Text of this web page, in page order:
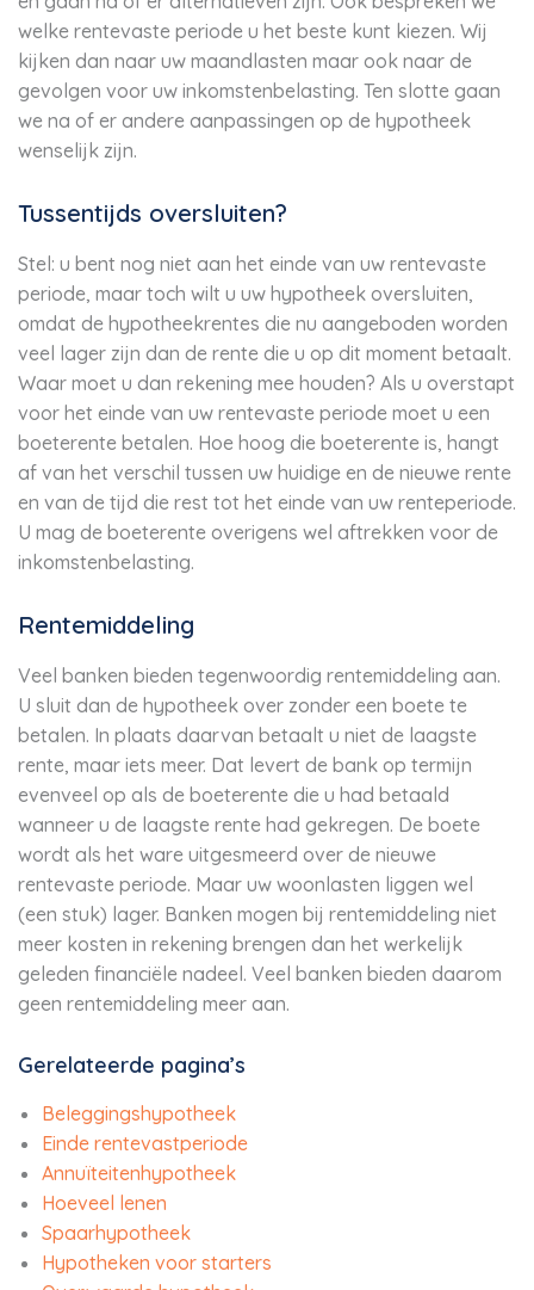
welke rentevaste periode u het beste kunt kiezen. Wij
kijken dan naar uw maandlasten maar ook naar de
gevolgen voor uw inkomstenbelasting. Ten slotte gaan
we na of er andere aanpassingen op de hypotheek
wenselijk zijn.
Tussentijds oversluiten?
Stel: u bent nog niet aan het einde van uw rentevaste
periode, maar toch wilt u uw hypotheek oversluiten,
omdat de hypotheekrentes die nu aangeboden worden
veel lager zijn dan de rente die u op dit moment betaalt.
Waar moet u dan rekening mee houden? Als u overstapt
voor het einde van uw rentevaste periode moet u een
boeterente betalen. Hoe hoog die boeterente is, hangt
af van het verschil tussen uw huidige en de nieuwe rente
en van de tijd die rest tot het einde van uw renteperiode.
U mag de boeterente overigens wel aftrekken voor de
inkomstenbelasting.
Rentemiddeling
Veel banken bieden tegenwoordig rentemiddeling aan.
U sluit dan de hypotheek over zonder een boete te
betalen. In plaats daarvan betaalt u niet de laagste
rente, maar iets meer. Dat levert de bank op termijn
evenveel op als de boeterente die u had betaald
wanneer u de laagste rente had gekregen. De boete
wordt als het ware uitgesmeerd over de nieuwe
rentevaste periode. Maar uw woonlasten liggen wel
(een stuk) lager. Banken mogen bij rentemiddeling niet
meer kosten in rekening brengen dan het werkelijk
geleden financiële nadeel. Veel banken bieden daarom
geen rentemiddeling meer aan.
Gerelateerde pagina’s
Beleggingshypotheek
Einde rentevastperiode
Annuïteitenhypotheek
Hoeveel lenen
Spaarhypotheek
Hypotheken voor starters